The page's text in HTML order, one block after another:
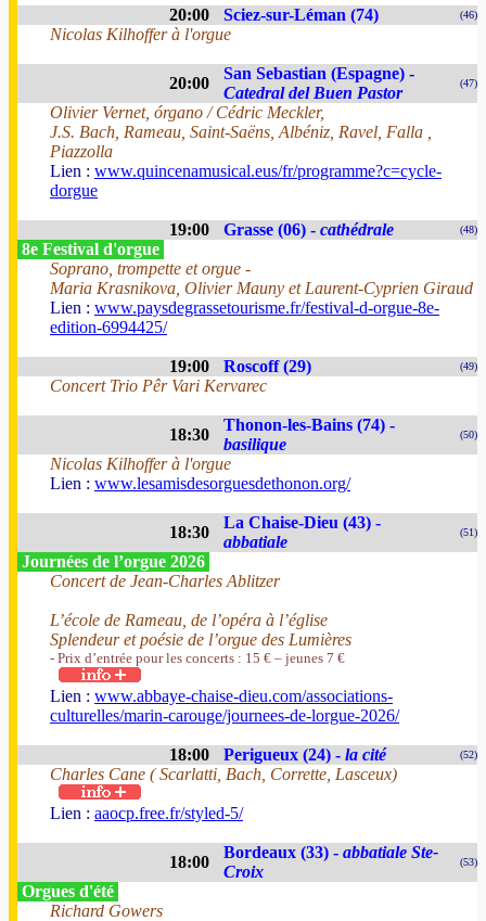
20:00 Sciez-sur-Léman (74) (46)
Nicolas Kilhoffer à l'orgue
20:00
San Sebastian (Espagne) -
Catedral del Buen Pastor
(47)
Olivier Vernet, órgano / Cédric Meckler,
J.S. Bach, Rameau, Saint-Saëns, Albéniz, Ravel, Falla ,
Piazzolla
Lien : www.quincenamusical.eus/fr/programme?c=cycle-
dorgue
19:00 Grasse (06) - cathédrale (48)
8e Festival d'orgue
Soprano, trompette et orgue -
Maria Krasnikova, Olivier Mauny et Laurent-Cyprien Giraud
Lien : www.paysdegrassetourisme.fr/festival-d-orgue-8e-
edition-6994425/
19:00 Roscoff (29) (49)
Concert Trio Pêr Vari Kervarec
18:30
Thonon-les-Bains (74) -
basilique
(50)
Nicolas Kilhoffer à l'orgue
Lien : www.lesamisdesorguesdethonon.org/
18:30
La Chaise-Dieu (43) -
abbatiale
(51)
Journées de l’orgue 2026
Concert de Jean-Charles Ablitzer
L’école de Rameau, de l’opéra à l’église
Splendeur et poésie de l’orgue des Lumières
- Prix d’entrée pour les concerts : 15 € – jeunes 7 €
Lien : www.abbaye-chaise-dieu.com/associations-
culturelles/marin-carouge/journees-de-lorgue-2026/
18:00 Perigueux (24) - la cité (52)
Charles Cane ( Scarlatti, Bach, Corrette, Lasceux)
Lien : aaocp.free.fr/styled-5/
18:00
Bordeaux (33) - abbatiale Ste-
Croix
(53)
Orgues d'été
Richard Gowers